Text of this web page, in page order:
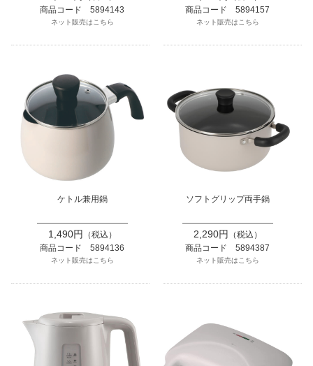
商品コード 5894143
ネット販売はこちら
商品コード 5894157
ネット販売はこちら
ケトル兼用鍋
1,490円
（税込）
商品コード 5894136
ネット販売はこちら
ソフトグリップ両手鍋
2,290円
（税込）
商品コード 5894387
ネット販売はこちら